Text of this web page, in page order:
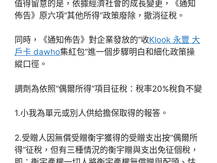
值得留意的是，依據經濟社會的成長變更，《通知
佈告》原六項“其他所得”政策廢除，撤消征稅。
同時，《通知佈告》對企業發放的“收Klook 永豐 大
戶卡 dawho集紅包”進一個步驟明白和細化政策操
縱口徑。
調劑為依照“偶爾所得”項目征稅：稅率20%稅負不變
1.小我為單元或別人供給擔保取得的報答。
2.受贈人因無償受贈衡宇獲得的受贈支出按“偶爾所
得”征稅，但有三種情況的衡宇贈與支出免征個稅，